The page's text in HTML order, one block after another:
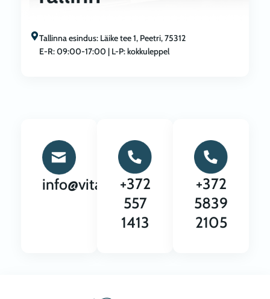
Tallinna esindus: Läike tee 1, Peetri, 75312
E-R: 09:00-17:00 | L-P: kokkuleppel
info@vitalair.ee
+372
557
1413
+372
5839
2105